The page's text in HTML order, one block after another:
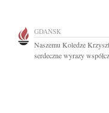
GDAŃSK
Naszemu Koledze
serdeczne wyrazy